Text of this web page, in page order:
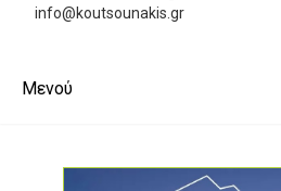
info@koutsounakis.gr
Μενού